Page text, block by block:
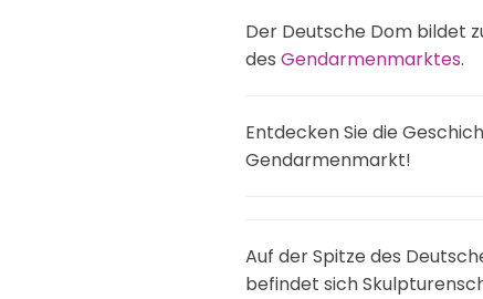
Der Deutsche Dom bildet
des Gendarmenmarktes.
Entdecken Sie die
Gendarmenmarkt!
Auf der Spitze des
befindet sich